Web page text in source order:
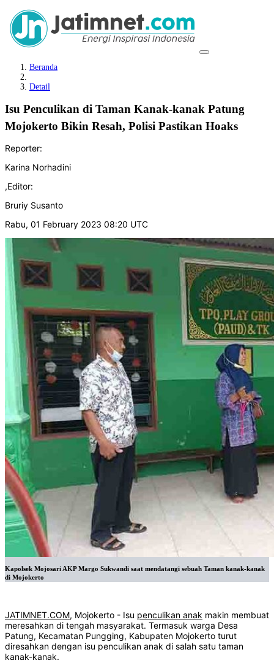
Beranda
Detail
Isu Penculikan di Taman Kanak-kanak Patung
Mojokerto Bikin Resah, Polisi Pastikan Hoaks
Reporter:
Karina Norhadini
,Editor:
Bruriy Susanto
Rabu, 01 February 2023 08:20 UTC
Kapolsek Mojosari AKP Margo Sukwandi saat mendatangi sebuah Taman kanak-kanak
di Mojokerto
JATIMNET.COM, Mojokerto - Isu penculikan anak makin membuat
meresahkan di tengah masyarakat. Termasuk warga Desa
Patung, Kecamatan Pungging, Kabupaten Mojokerto turut
diresahkan dengan isu penculikan anak di salah satu taman
kanak-kanak.